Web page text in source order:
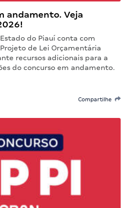
andamento. Veja
do Piauí conta com
de Lei Orçamentária
recursos adicionais para a
do concurso em andamento.
Compartilhe